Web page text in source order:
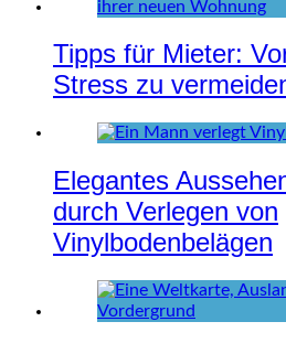
Tipps für Mieter:
Stress zu
Elegantes
durch Verlegen von
Vinylbodenbelägen